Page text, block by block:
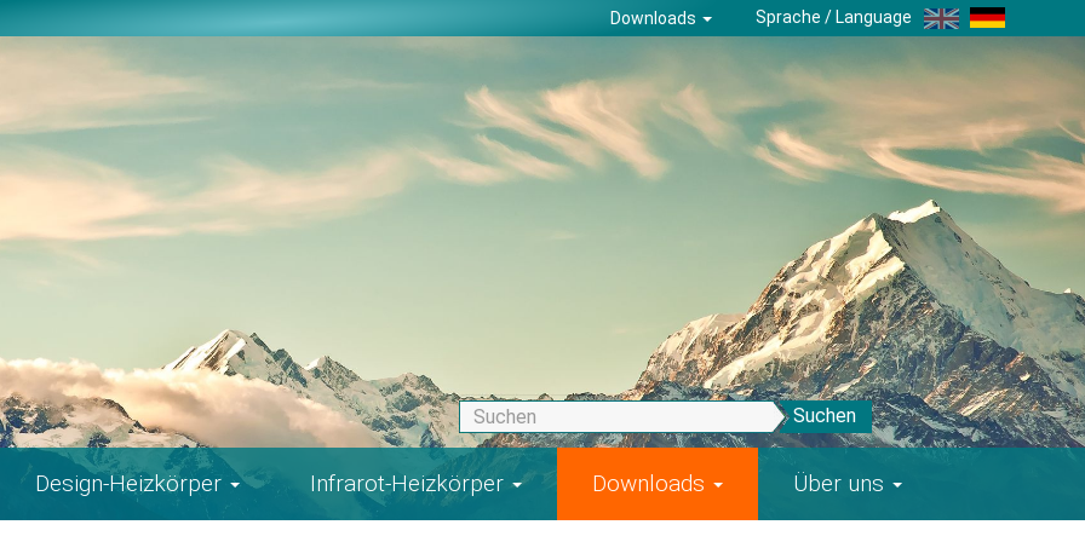
Downloads Sprache / Language
Suchen
Design-Heizkörper Infrarot-Heizkörper Downloads Über uns